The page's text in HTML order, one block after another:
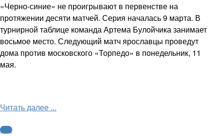
«Черно-синие» не проигрывают в первенстве на
протяжении десяти матчей. Серия началась 9 марта. В
турнирной таблице команда Артема Булойчика занимает
восьмое место. Следующий матч ярославцы проведут
дома против московского «Торпедо» в понедельник, 11
мая.
Читать далее ...
ФНЛ